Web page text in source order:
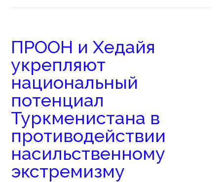
ПРООН и Хедайя
укрепляют
национальный
потенциал
Туркменистана в
противодействии
насильственному
экстремизму